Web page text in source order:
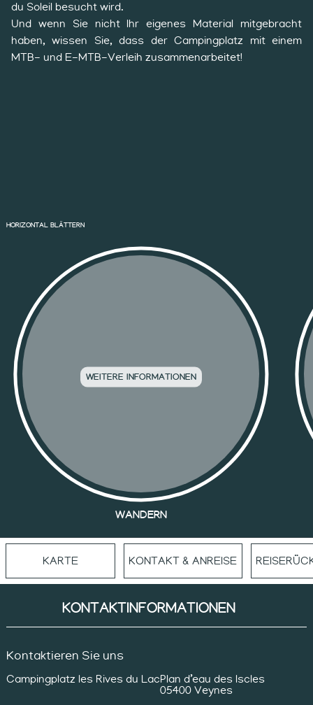
du Soleil besucht wird.
Und wenn Sie nicht Ihr eigenes Material mitgebracht
haben, wissen Sie, dass der Campingplatz mit einem
MTB- und E-MTB-Verleih zusammenarbeitet!
HORIZONTAL BLÄTTERN
WANDERN
KARTE KONTAKT & ANREISE
KONTAKTINFORMATIONEN
Kontaktieren Sie uns
Campingplatz les Rives du LacPlan d’eau des Iscles
05400 Veynes